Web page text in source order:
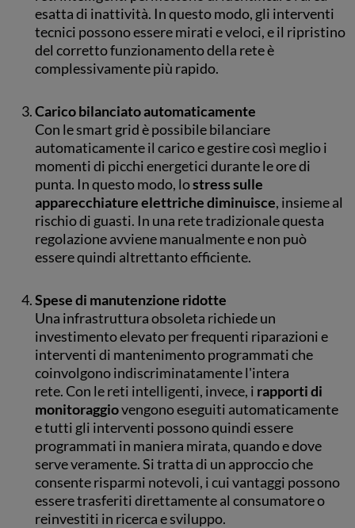
esatta di inattività. In questo modo, gli interventi
tecnici possono essere mirati e veloci, e il ripristino
del corretto funzionamento della rete è
complessivamente più rapido.
Carico bilanciato automaticamente
Con le smart grid è possibile bilanciare
automaticamente il carico e gestire così meglio i
momenti di picchi energetici durante le ore di
punta. In questo modo, lostress sulle
apparecchiature elettrichediminuisce, insieme al
rischio di guasti. In una rete tradizionale questa
regolazione avviene manualmente e non può
essere quindi altrettanto efficiente.
Spese di manutenzione ridotte
Una infrastruttura obsoleta richiede un
investimento elevato per frequenti riparazioni e
interventi di mantenimento programmati che
coinvolgono indiscriminatamente l'intera
rete. Con le reti intelligenti, invece, i rapporti di
monitoraggiovengono eseguiti automaticamente
e tutti gli interventi possono quindi essere
programmati in maniera mirata, quando e dove
serve veramente. Si tratta di un approccio che
consente risparmi notevoli, i cui vantaggi possono
essere trasferiti direttamente al consumatore o
reinvestiti in ricerca e sviluppo.